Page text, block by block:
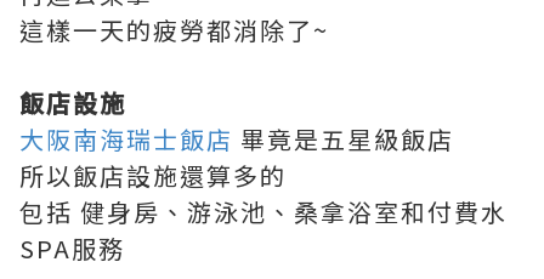
這樣一天的疲勞都消除了~
飯店設施
大阪南海瑞士飯店 畢竟是五星級飯店
所以飯店設施還算多的
包括 健身房、游泳池、桑拿浴室和付費水
SPA服務